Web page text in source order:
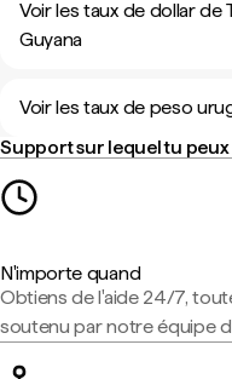
Voir les taux de dollar
Guyana
Voir les taux de peso
Support sur lequel tu
N'importe quand
Obtiens de l'aide 24/7,
soutenu par notre équipe